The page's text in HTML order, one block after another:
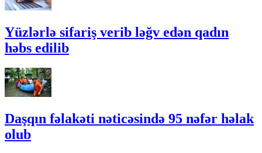
Yüzlərlə sifariş verib ləğv edən qadın
həbs edilib
Daşqın fəlakəti nəticəsində 95 nəfər həlak
olub